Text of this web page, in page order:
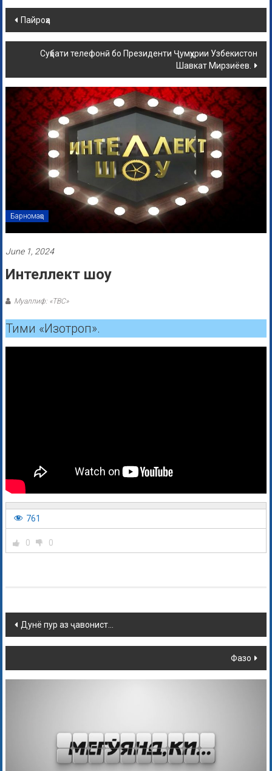
Пайроҳа
Суҳбати телефонӣ бо Президенти Ҷумҳурии Узбекистон
Шавкат Мирзиёев.
Барномаҳо
June 1, 2024
Интеллект шоу
Муаллиф: «ТВС»
Тими «Изотроп».
761
0 0
Дунё пур аз ҷавонист…
Фазо